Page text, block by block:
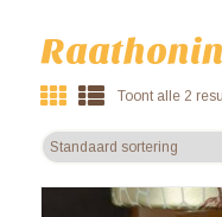
Toont alle 2